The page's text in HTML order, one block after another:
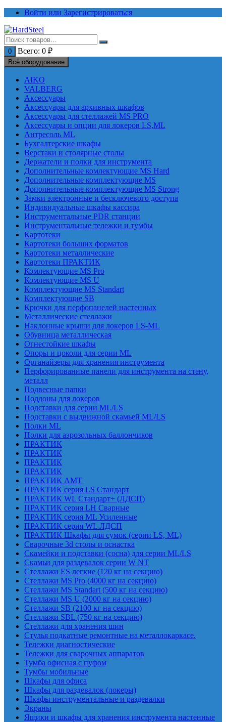
Перейти
содержимому
Войти или Зарегистрироваться
0 Всего: 0 ₽
Всё оборудование
AIKO
VALBERG
Аксессуары
Аксессуары для архивных шкафов
Аксессуары для стеллажей MS PRO
Аксессуары и опции для локеров LS,ML
Антресоль ML
Бухгалтерские шкафы
Верстаки и столярные столы
Держатели и полки для инструмента
Дополнительные комлектующие MS Hard
Дополнительные комплектующие MS
Дополнительные комплектующие MS Strong
Замки электронные и бесключевого доступа
Индивидуальные шкафы кассира
Инструментальные PDR станции
Инструментальные тележки и тумбы
Картотеки
Картотеки больших форматов
Картотеки металлические
Картотеки ПРАКТИК
Комлектующие MS Pro
Комлектующие MS U
Комплектующие MS Standart
Комплектующие SB
Крючки для перфопанелей настенных
Металлические стеллажи
Наклонные крыши для локеров LS-ML
Обувница металлическая
Огнестойкие шкафы
Опоры и цоколи для серии ML
Органайзеры для хранения инструмента
Перфорированные панели для инструмента на стену,
металл
Подвесные папки
Поддоны для локеров
Подставки для серии ML/LS
Подставки с выдвижной скамьей ML/LS
Полки ML
Полки для аэрозольных баллончиков
ПРАКТИК
ПРАКТИК
ПРАКТИК
ПРАКТИК
ПРАКТИК AMT
ПРАКТИК cерия LS Стандарт
ПРАКТИК WL Стандарт+ (ЛДСП)
ПРАКТИК серия LH Сварные
ПРАКТИК серия ML Усиленные
ПРАКТИК серия WL ЛДСП
ПРАКТИК Шкафы для сумок (серии LS, ML)
Сварочные 3d столы и оснастка
Скамейки и подставки (сосна) для серии ML/LS
Скамьи для раздевалок серии W NT
Стеллажи ES легкие (120 кг на секцию)
Стеллажи MS Pro (4000 кг на секцию)
Стеллажи MS Standart (500 кг на секцию)
Стеллажи MS U (2000 кг на секцию)
Стеллажи SB (2100 кг на секцию)
Стеллажи SBL (750 кг на секцию)
Стеллажи для хранения шин
Стулья подкатные ремонтные на металлокаркасе.
Тележки диагностические
Тележки для сварочных аппаратов
Тумба офисная с пуфом
Тумбы мобильные
Шкафы для офиса
Шкафы для раздевалок (локеры)
Шкафы инструментальные и раздевалки
Экраны
Ящики и шкафы для хранения инструмента настенные